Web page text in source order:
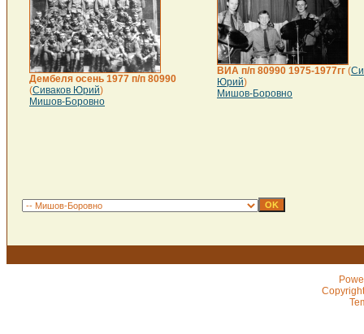
Дембеля осень 1977 п/п 80990
(Сиваков Юрий)
Мишов-Боровно
ВИА п/п 80990 1975-1977гг (
Юрий)
Мишов-Боровно